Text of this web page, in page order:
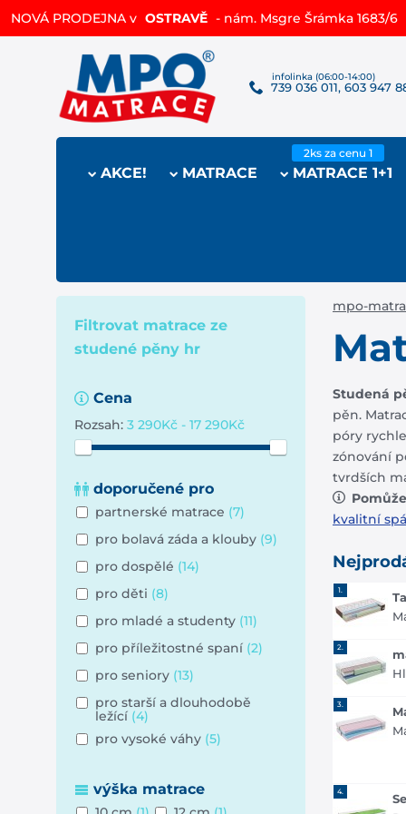
NOVÁ PRODEJNA v OSTRAVĚ - nám. Msgre Šrámka 1683/6
739 036 011, 603 947
AKCE! MATRACE MATRACE 1+1
Filtrovat matrace ze
studené pěny hr
Cena
Rozsah: 3 290Kč - 17 290Kč
doporučené pro
partnerské matrace (7)
pro bolavá záda a klouby (9)
pro dospělé (14)
pro děti (8)
pro mladé a studenty (11)
pro příležitostné spaní (2)
pro seniory (13)
pro starší a dlouhodobě
ležící (4)
pro vysoké váhy (5)
výška matrace
mpo-
Studená
pěn.
póry
zónování
tvrdších
kvalitní
1.
2.
3.
4.